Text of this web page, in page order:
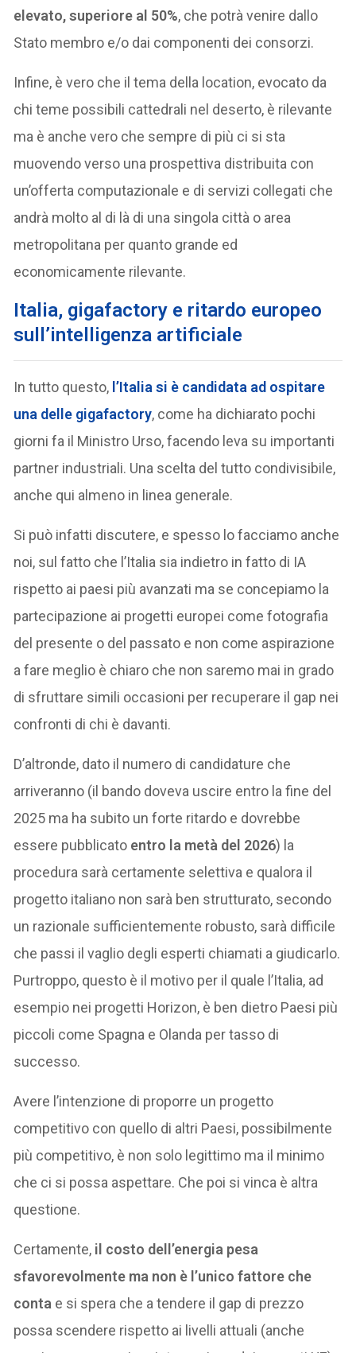
elevato, superiore al 50%, che potrà venire dallo
Stato membro e/o dai componenti dei consorzi.
Infine, è vero che il tema della location, evocato da
chi teme possibili cattedrali nel deserto, è rilevante
ma è anche vero che sempre di più ci si sta
muovendo verso una prospettiva distribuita con
un’offerta computazionale e di servizi collegati che
andrà molto al di là di una singola città o area
metropolitana per quanto grande ed
economicamente rilevante.
Italia, gigafactory e ritardo europeo
sull’intelligenza artificiale
In tutto questo, l’Italia si è candidata ad ospitare
una delle gigafactory, come ha dichiarato pochi
giorni fa il Ministro Urso, facendo leva su importanti
partner industriali. Una scelta del tutto condivisibile,
anche qui almeno in linea generale.
Si può infatti discutere, e spesso lo facciamo anche
noi, sul fatto che l’Italia sia indietro in fatto di IA
rispetto ai paesi più avanzati ma se concepiamo la
partecipazione ai progetti europei come fotografia
del presente o del passato e non come aspirazione
a fare meglio è chiaro che non saremo mai in grado
di sfruttare simili occasioni per recuperare il gap nei
confronti di chi è davanti.
D’altronde, dato il numero di candidature che
arriveranno (il bando doveva uscire entro la fine del
2025 ma ha subito un forte ritardo e dovrebbe
essere pubblicato entro la metà del 2026) la
procedura sarà certamente selettiva e qualora il
progetto italiano non sarà ben strutturato, secondo
un razionale sufficientemente robusto, sarà difficile
che passi il vaglio degli esperti chiamati a giudicarlo.
Purtroppo, questo è il motivo per il quale l’Italia, ad
esempio nei progetti Horizon, è ben dietro Paesi più
piccoli come Spagna e Olanda per tasso di
successo.
Avere l’intenzione di proporre un progetto
competitivo con quello di altri Paesi, possibilmente
più competitivo, è non solo legittimo ma il minimo
che ci si possa aspettare. Che poi si vinca è altra
questione.
Certamente, il costo dell’energia pesa
sfavorevolmente ma non è l’unico fattore che
conta e si spera che a tendere il gap di prezzo
possa scendere rispetto ai livelli attuali (anche